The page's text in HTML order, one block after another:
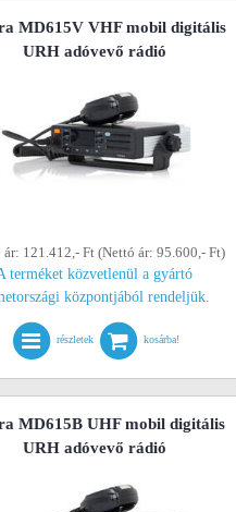
MD615V VHF mobil digitális
URH adóvevő rádió
121.412,- Ft (Nettó ár: 95.600,- Ft)
terméket közvetlenül a gyártó
központjából rendeljük.
részletek kosárba!
MD615B UHF mobil digitális
URH adóvevő rádió